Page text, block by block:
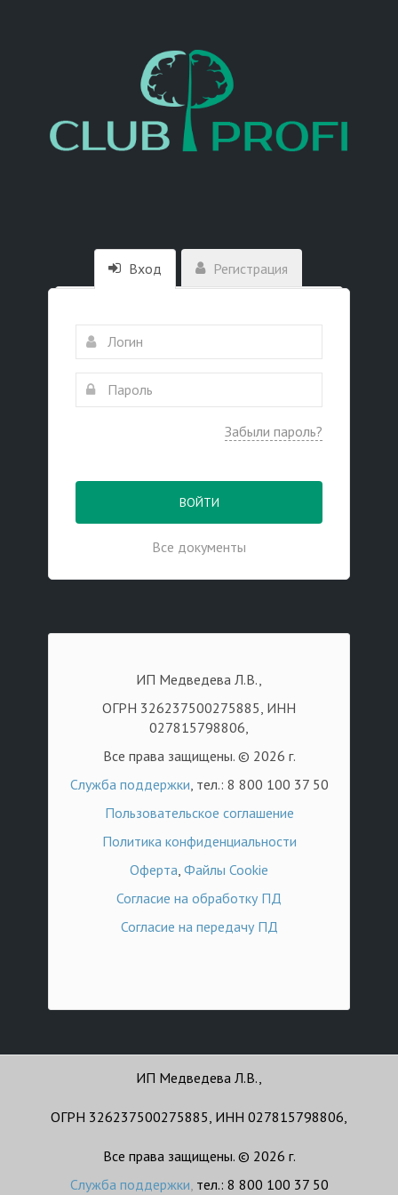
Вход Регистрация
Забыли пароль?
ВОЙТИ
Все документы
ИП Медведева Л.В.,
ОГРН 326237500275885, ИНН
027815798806,
Все права защищены. © 2026 г.
Служба поддержки, тел.: 8 800 100 37 50
Пользовательское соглашение
Политика конфиденциальности
Оферта, Файлы Cookie
Согласие на обработку ПД
Согласие на передачу ПД
ИП Медведева Л.В.,
ОГРН 326237500275885, ИНН 027815798806,
Все права защищены. © 2026 г.
Служба поддержки, тел.: 8 800 100 37 50